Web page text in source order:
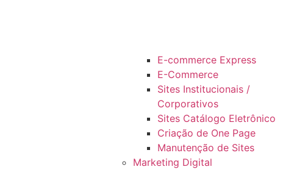
E-commerce Express
E-Commerce
Sites Institucionais /
Corporativos
Sites Catálogo Eletrônico
Criação de One Page
Manutenção de Sites
Marketing Digital